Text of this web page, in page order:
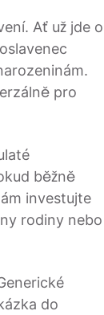
Ať už jde o
pro
běžně
investujte
rodiny nebo
do